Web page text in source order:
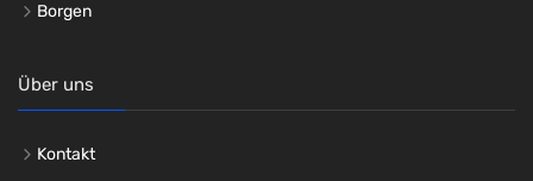
Borgen
Über uns
Kontakt